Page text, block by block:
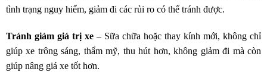
tình trạng nguy hiểm, giảm đi các rủi ro có thể tránh được.
Tránh giảm giá trị xe – Sữa chữa hoặc thay kính mới, không chỉ
giúp xe trông sáng, thẩm mỹ, thu hút hơn, không giảm đi mà còn
giúp nâng giá xe tốt hơn.